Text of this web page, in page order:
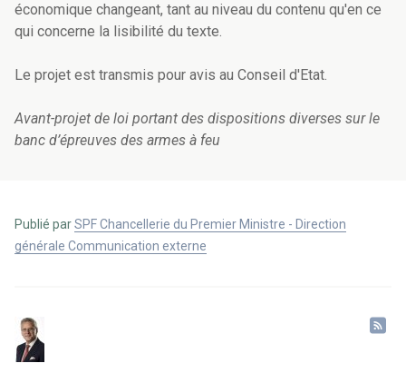
économique changeant, tant au niveau du contenu qu'en ce
qui concerne la lisibilité du texte.
Le projet est transmis pour avis au Conseil d'Etat.
Avant-projet de loi portant des dispositions diverses sur le
banc d’épreuves des armes à feu
Publié parSPF Chancellerie du Premier Ministre - Direction
générale Communication externe